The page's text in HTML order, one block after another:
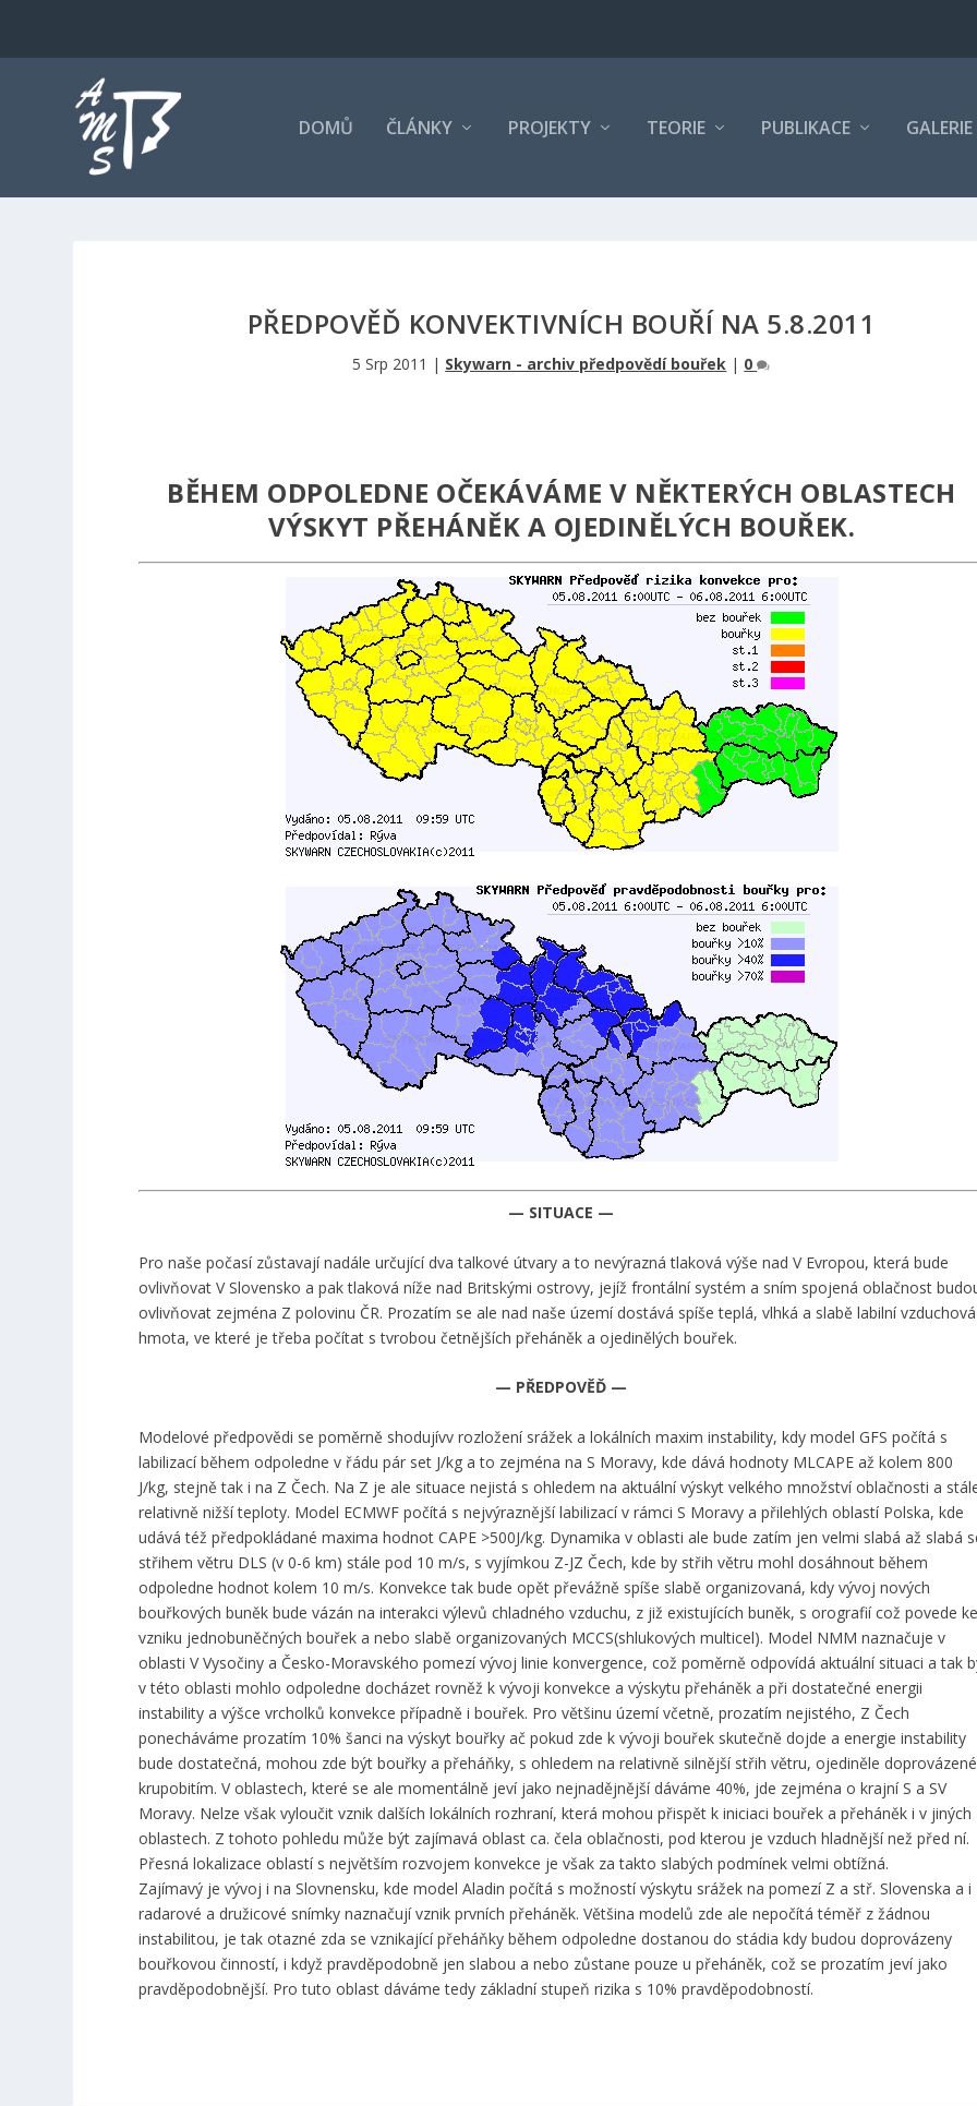
DOMŮ ČLÁNKY PROJEKTY TEORIE PUBLIKACE GALERIE
PŘEDPOVĚĎ KONVEKTIVNÍCH BOUŘÍ NA 5.8.2011
5 Srp 2011 | Skywarn - archiv předpovědí bouřek | 0
BĚHEM ODPOLEDNE OČEKÁVÁME V NĚKTERÝCH OBLASTECH
VÝSKYT PŘEHÁNĚK A OJEDINĚLÝCH BOUŘEK.
— SITUACE —
Pro naše počasí zůstavají nadále určující dva talkové útvary a to nevýrazná tlaková výše nad V Evropou, která bude
ovlivňovat V Slovensko a pak tlaková níže nad Britskými ostrovy, jejíž frontální systém a sním spojená oblačnost
ovlivňovat zejména Z polovinu ČR. Prozatím se ale nad naše území dostává spíše teplá, vlhká a slabě labilní vzduchová
hmota, ve které je třeba počítat s tvrobou četnějších přeháněk a ojedinělých bouřek.
— PŘEDPOVĚĎ —
Modelové předpovědi se poměrně shodujívv rozložení srážek a lokálních maxim instability, kdy model GFS počítá s
labilizací během odpoledne v řádu pár set J/kg a to zejména na S Moravy, kde dává hodnoty MLCAPE až kolem 800
J/kg, stejně tak i na Z Čech. Na Z je ale situace nejistá s ohledem na aktuální výskyt velkého množství oblačnosti a
relativně nižší teploty. Model ECMWF počítá s nejvýraznější labilizací v rámci S Moravy a přilehlých oblastí Polska, kde
udává též předpokládané maxima hodnot CAPE >500J/kg. Dynamika v oblasti ale bude zatím jen velmi slabá až slabá
střihem větru DLS (v 0-6 km) stále pod 10 m/s, s vyjímkou Z-JZ Čech, kde by střih větru mohl dosáhnout během
odpoledne hodnot kolem 10 m/s. Konvekce tak bude opět převážně spíše slabě organizovaná, kdy vývoj nových
bouřkových buněk bude vázán na interakci výlevů chladného vzduchu, z již existujících buněk, s orografií což povede ke
vzniku jednobuněčných bouřek a nebo slabě organizovaných MCCS(shlukových multicel). Model NMM naznačuje v
oblasti V Vysočiny a Česko-Moravského pomezí vývoj linie konvergence, což poměrně odpovídá aktuální situaci a tak
v této oblasti mohlo odpoledne docházet rovněž k vývoji konvekce a výskytu přeháněk a při dostatečné energii
instability a výšce vrcholků konvekce případně i bouřek. Pro většinu území včetně, prozatím nejistého, Z Čech
ponecháváme prozatím 10% šanci na výskyt bouřky ač pokud zde k vývoji bouřek skutečně dojde a energie instability
bude dostatečná, mohou zde být bouřky a přeháňky, s ohledem na relativně silnější střih větru, ojediněle doprovázené
krupobitím. V oblastech, které se ale momentálně jeví jako nejnadějnější dáváme 40%, jde zejména o krajní S a SV
Moravy. Nelze však vyloučit vznik dalších lokálních rozhraní, která mohou přispět k iniciaci bouřek a přeháněk i v jiných
oblastech. Z tohoto pohledu může být zajímavá oblast ca. čela oblačnosti, pod kterou je vzduch hladnější než před ní.
Přesná lokalizace oblastí s největším rozvojem konvekce je však za takto slabých podmínek velmi obtížná.
Zajímavý je vývoj i na Slovnensku, kde model Aladin počítá s možností výskytu srážek na pomezí Z a stř. Slovenska a i
radarové a družicové snímky naznačují vznik prvních přeháněk. Většina modelů zde ale nepočítá téměř z žádnou
instabilitou, je tak otazné zda se vznikající přeháňky během odpoledne dostanou do stádia kdy budou doprovázeny
bouřkovou činností, i když pravděpodobně jen slabou a nebo zůstane pouze u přeháněk, což se prozatím jeví jako
pravděpodobnější. Pro tuto oblast dáváme tedy základní stupeň rizika s 10% pravděpodobností.